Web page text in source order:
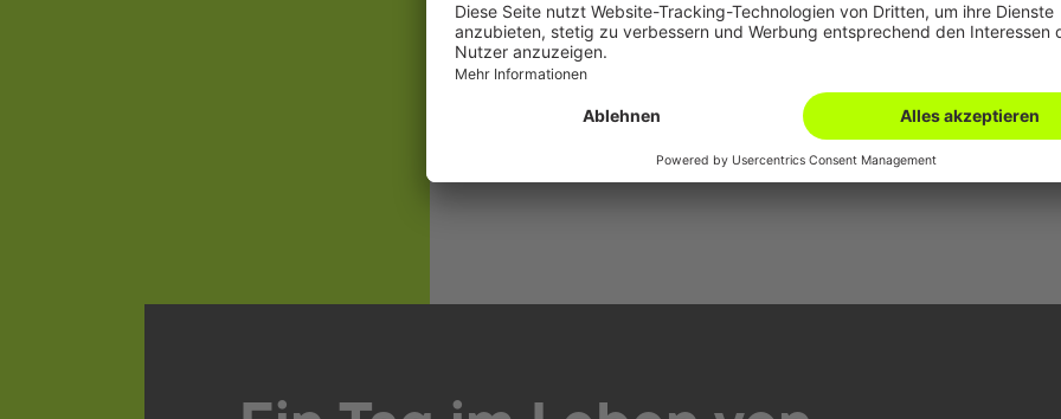
Wie entspannst du dich vom
Ich liebe Pferde. Bei einem Ausritt kann ich mich völlig entspannen
Ausserdem verbringe ich gerne Zeit mit meinem Partner und meinen